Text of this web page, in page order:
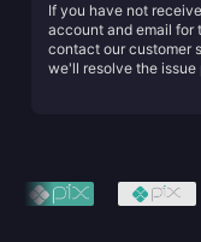
If you have not
account and email for
contact our customer
we'll resolve the issue